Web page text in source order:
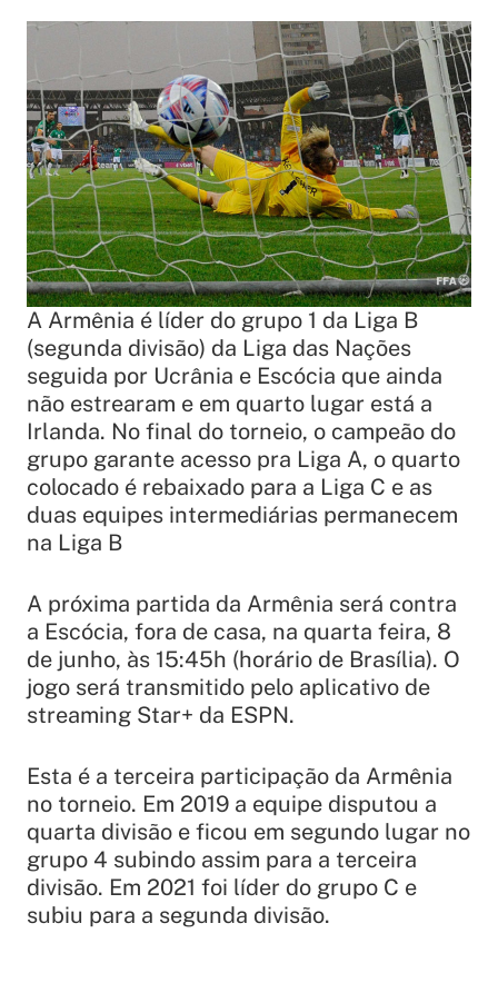
A Armênia é líder do grupo 1 da Liga B
(segunda divisão) da Liga das Nações
seguida por Ucrânia e Escócia que ainda
não estrearam e em quarto lugar está a
Irlanda. No final do torneio, o campeão do
grupo garante acesso pra Liga A, o quarto
colocado é rebaixado para a Liga C e as
duas equipes intermediárias permanecem
na Liga B
A próxima partida da Armênia será contra
a Escócia, fora de casa, na quarta feira, 8
de junho, às 15:45h (horário de Brasília). O
jogo será transmitido pelo aplicativo de
streaming Star+ da ESPN.
Esta é a terceira participação da Armênia
no torneio. Em 2019 a equipe disputou a
quarta divisão e ficou em segundo lugar no
grupo 4 subindo assim para a terceira
divisão. Em 2021 foi líder do grupo C e
subiu para a segunda divisão.